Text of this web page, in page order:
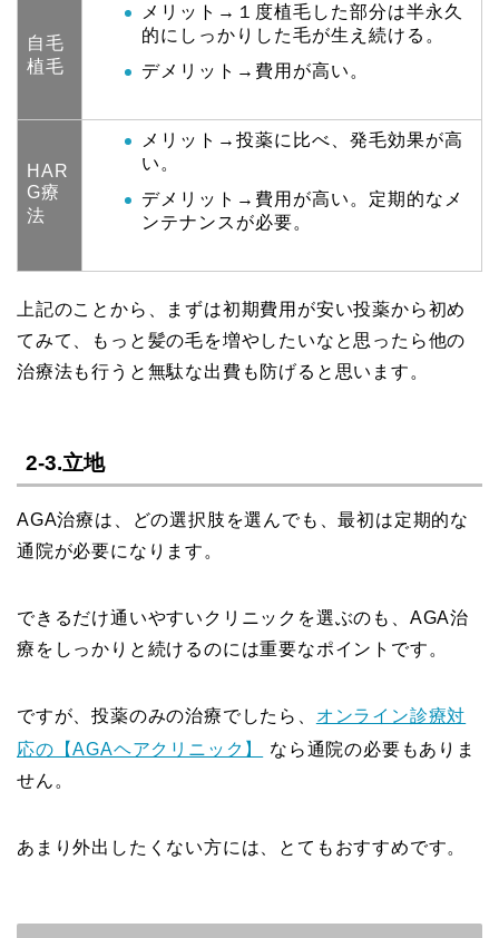
自毛
植毛
メリット→１度植毛した部分は半永久
的にしっかりした毛が生え続ける。
デメリット→費用が高い。
HAR
G療
法
メリット→投薬に比べ、発毛効果が高
い。
デメリット→費用が高い。定期的なメ
ンテナンスが必要。
上記のことから、まずは初期費用が安い投薬から初め
てみて、もっと髪の毛を増やしたいなと思ったら他の
治療法も行うと無駄な出費も防げると思います。
2-3.立地
AGA治療は、どの選択肢を選んでも、最初は定期的な
通院が必要になります。
できるだけ通いやすいクリニックを選ぶのも、AGA治
療をしっかりと続けるのには重要なポイントです。
ですが、投薬のみの治療でしたら、 オンライン診療対
応の【AGAヘアクリニック】
なら通院の必要もありま
せん。
あまり外出したくない方には、とてもおすすめです。